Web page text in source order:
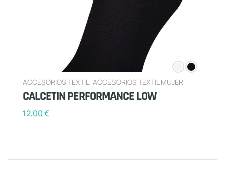
ACCESORIOS TEXTIL, ACCESORIOS TEXTIL MUJER
CALCETIN PERFORMANCE LOW
12,00€